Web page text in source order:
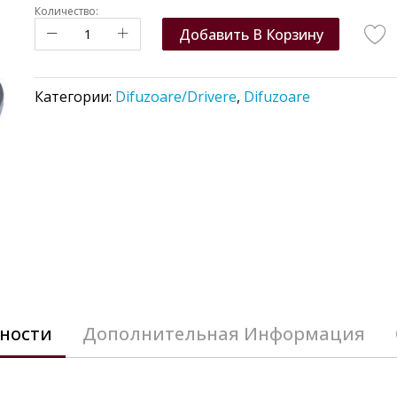
Количество:
Добавить В Корзину
Категории: Difuzoare/Drivere, Difuzoare
Дополнительная Информация